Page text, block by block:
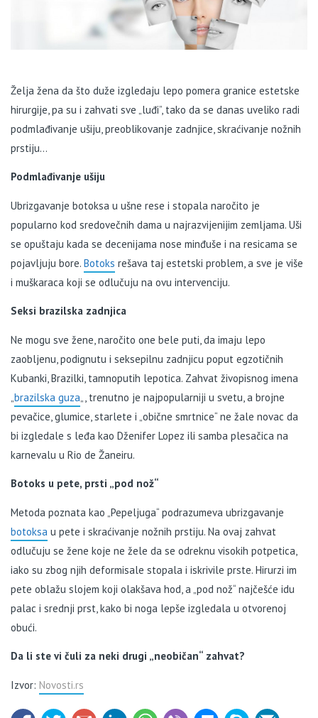
Želja žena da što duže izgledaju lepo pomera granice estetske
hirurgije, pa su i zahvati sve „luđi”, tako da se danas uveliko radi
podmlađivanje ušiju, preoblikovanje zadnjice, skraćivanje nožnih
prstiju…
Podmlađivanje ušiju
Ubrizgavanje botoksa u ušne rese i stopala naročito je
popularno kod sredovečnih dama u najrazvijenijim zemljama. Uši
se opuštaju kada se decenijama nose minđuše i na resicama se
pojavljuju bore. Botoks rešava taj estetski problem, a sve je više
i muškaraca koji se odlučuju na ovu intervenciju.
Seksi brazilska zadnjica
Ne mogu sve žene, naročito one bele puti, da imaju lepo
zaobljenu, podignutu i seksepilnu zadnjicu poput egzotičnih
Kubanki, Brazilki, tamnoputih lepotica. Zahvat živopisnog imena
brazilska guza „, trenutno je najpopularniji u svetu, a brojne
pevačice, glumice, starlete i „obične smrtnice“ ne žale novac da
bi izgledale s leđa kao Dženifer Lopez ili samba plesačica na
karnevalu u Rio de Žaneiru.
Botoks u pete, prsti „pod nož“
Metoda poznata kao „Pepeljuga“ podrazumeva ubrizgavanje
botoksa u pete i skraćivanje nožnih prstiju. Na ovaj zahvat
odlučuju se žene koje ne žele da se odreknu visokih potpetica,
iako su zbog njih deformisale stopala i iskrivile prste. Hirurzi im
pete oblažu slojem koji olakšava hod, a „pod nož“ najčešće idu
palac i srednji prst, kako bi noga lepše izgledala u otvorenoj
obući.
Da li ste vi čuli za neki drugi „neobičan“ zahvat?
Izvor: Novosti.rs